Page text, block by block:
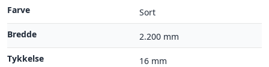
Farve
Sort
Bredde
2.200 mm
Tykkelse
16 mm